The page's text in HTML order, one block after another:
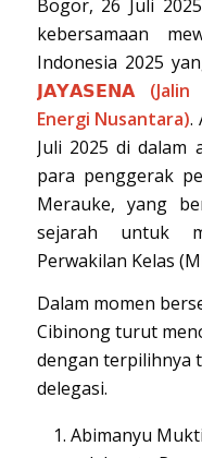
Bogor, 26 Juli
kebersamaan
Indonesia 2025
𝗝𝗔𝗬𝗔𝗦𝗘𝗡𝗔(Jalin
Energi Nusantara).
Juli 2025 di dalam
para penggerak
Merauke, yang
sejarah untuk
Perwakilan Kelas
Dalam momen
Cibinong turut
dengan terpilihnya
delegasi.
Abimanyu